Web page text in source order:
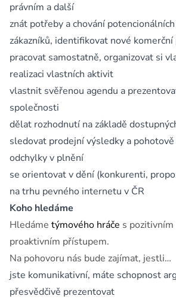
právním a další
znát potřeby a chování
zákazníků, identifikovat nové
pracovat samostatně, organizovat si
realizaci vlastních aktivit
vlastnit svěřenou agendu a
společnosti
dělat rozhodnutí na základě
sledovat prodejní výsledky a
odchylky v plnění
se orientovat v dění (konkurenti,
na trhu pevného internetu v ČR
Koho hledáme
Hledáme týmového hráče s
proaktivním přístupem.
Na pohovoru nás bude zajímat, jestli…
jste komunikativní, máte schopnost
přesvědčivě prezentovat